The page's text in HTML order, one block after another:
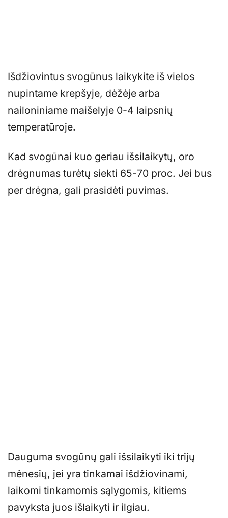
Išdžiovintus svogūnus laikykite iš vielos
nupintame krepšyje, dėžėje arba
nailoniniame maišelyje 0-4 laipsnių
temperatūroje.
Kad svogūnai kuo geriau išsilaikytų, oro
drėgnumas turėtų siekti 65-70 proc. Jei bus
per drėgna, gali prasidėti puvimas.
Dauguma svogūnų gali išsilaikyti iki trijų
mėnesių, jei yra tinkamai išdžiovinami,
laikomi tinkamomis sąlygomis, kitiems
pavyksta juos išlaikyti ir ilgiau.